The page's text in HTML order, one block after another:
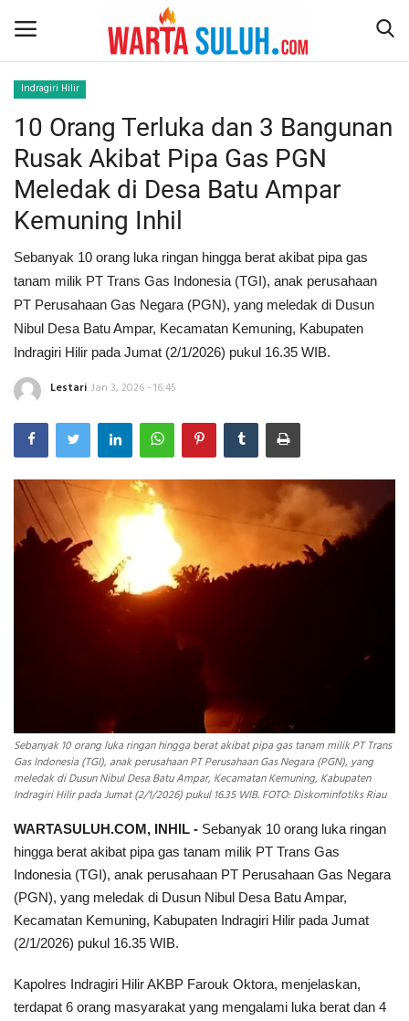
Home
NEWS
JAZIRAH RIAU
POLITIK
EKSBIS
PSPS PEKANBARU
LIFESTYLE
INDEKS
HEALTHY
Indragiri Hilir
10 Orang Terluka dan 3 Bangunan
Rusak Akibat Pipa Gas PGN
Meledak di Desa Batu Ampar
Kemuning Inhil
Sebanyak 10 orang luka ringan hingga berat akibat pipa gas
tanam milik PT Trans Gas Indonesia (TGI), anak perusahaan
PT Perusahaan Gas Negara (PGN), yang meledak di Dusun
Nibul Desa Batu Ampar, Kecamatan Kemuning, Kabupaten
Indragiri Hilir pada Jumat (2/1/2026) pukul 16.35 WIB.
Lestari Jan 3, 2026 - 16:45
Sebanyak 10 orang luka ringan hingga berat akibat pipa gas tanam milik PT Trans
Gas Indonesia (TGI), anak perusahaan PT Perusahaan Gas Negara (PGN), yang
meledak di Dusun Nibul Desa Batu Ampar, Kecamatan Kemuning, Kabupaten
Indragiri Hilir pada Jumat (2/1/2026) pukul 16.35 WIB. FOTO: Diskominfotiks Riau
WARTASULUH.COM, INHIL - Sebanyak 10 orang luka ringan
hingga berat akibat pipa gas tanam milik PT Trans Gas
Indonesia (TGI), anak perusahaan PT Perusahaan Gas Negara
(PGN), yang meledak di Dusun Nibul Desa Batu Ampar,
Kecamatan Kemuning, Kabupaten Indragiri Hilir pada Jumat
(2/1/2026) pukul 16.35 WIB.
Kapolres Indragiri Hilir AKBP Farouk Oktora, menjelaskan,
terdapat 6 orang masyarakat yang mengalami luka berat dan 4